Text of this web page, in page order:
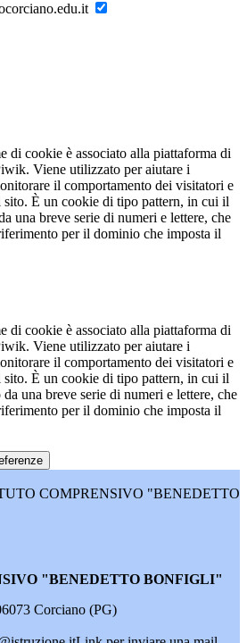
di cookie è associato alla piattaforma di
Viene utilizzato per aiutare i
il comportamento dei visitatori e
sito. È un cookie di tipo pattern, in cui il
una breve serie di numeri e lettere, che
per il dominio che imposta il
di cookie è associato alla piattaforma di
Viene utilizzato per aiutare i
il comportamento dei visitatori e
sito. È un cookie di tipo pattern, in cui il
una breve serie di numeri e lettere, che
per il dominio che imposta il
COMPRENSIVO "BENEDETTO
"BENEDETTO BONFIGLI"
Corciano (PG)